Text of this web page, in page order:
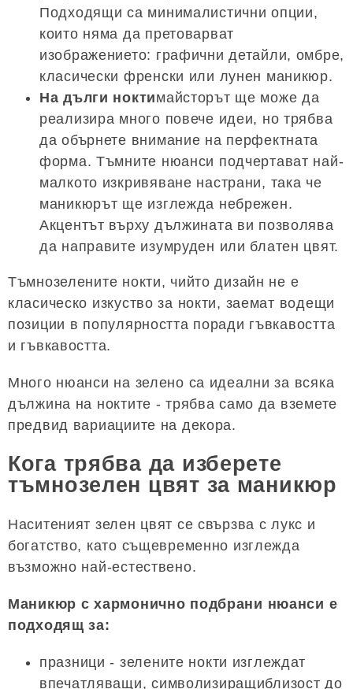
Подходящи са минималистични опции,
които няма да претоварват
изображението: графични детайли, омбре,
класически френски или лунен маникюр.
На дълги ноктимайсторът ще може да
реализира много повече идеи, но трябва
да обърнете внимание на перфектната
форма. Тъмните нюанси подчертават най-
малкото изкривяване настрани, така че
маникюрът ще изглежда небрежен.
Акцентът върху дължината ви позволява
да направите изумруден или блатен цвят.
Тъмнозелените нокти, чийто дизайн не е
класическо изкуство за нокти, заемат водещи
позиции в популярността поради гъвкавостта
и гъвкавостта.
Много нюанси на зелено са идеални за всяка
дължина на ноктите - трябва само да вземете
предвид вариациите на декора.
Кога трябва да изберете
тъмнозелен цвят за маникюр
Наситеният зелен цвят се свързва с лукс и
богатство, като същевременно изглежда
възможно най-естествено.
Маникюр с хармонично подбрани нюанси е
подходящ за:
празници - зелените нокти изглеждат
впечатляващи, символизиращиблизост до